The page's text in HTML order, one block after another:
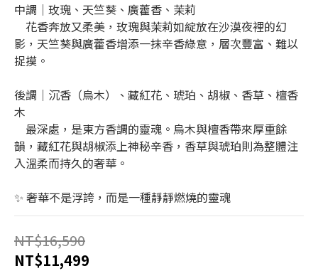
中調｜玫瑰、天竺葵、廣藿香、茉莉
花香奔放又柔美，玫瑰與茉莉如綻放在沙漠夜裡的幻
影，天竺葵與廣藿香增添一抹辛香綠意，層次豐富、難以
捉摸。
後調｜沉香（烏木）、藏紅花、琥珀、胡椒、香草、檀香
木
最深處，是東方香調的靈魂。烏木與檀香帶來厚重餘
韻，藏紅花與胡椒添上神秘辛香，香草與琥珀則為整體注
入溫柔而持久的奢華。
✨ 奢華不是浮誇，而是一種靜靜燃燒的靈魂
NT$16,590
NT$11,499